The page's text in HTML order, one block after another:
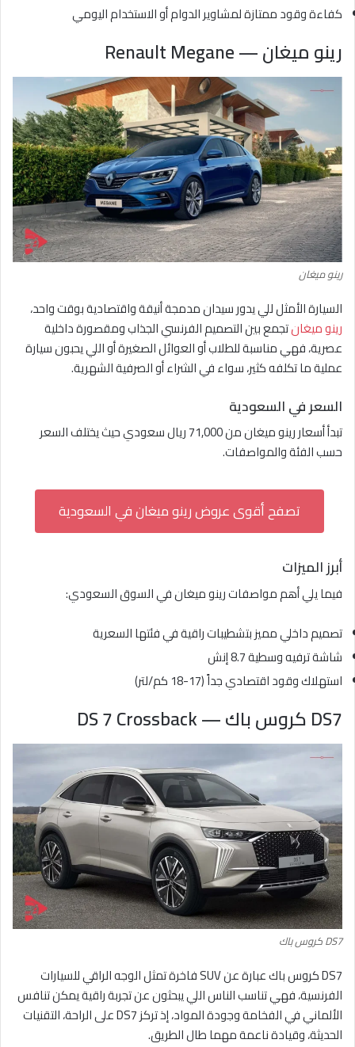
كفاءة وقود ممتازة لمشاوير الدوام أو الاستخدام اليومي
رينو ميغان — Renault Megane
رينو ميغان
السيارة الأمثل للي يدور سيدان مدمجة أنيقة واقتصادية بوقت واحد،
رينو ميغانتجمع بين التصميم الفرنسي الجذاب ومقصورة داخلية
عصرية، فهي مناسبة للطلاب أو العوائل الصغيرة أو اللي يحبون سيارة
عملية ما تكلفه كثير، سواء في الشراء أو الصرفية الشهرية.
السعر في السعودية
تبدأ أسعار رينو ميغان من 71,000 ريال سعودي حيث يختلف السعر
حسب الفئة والمواصفات.
تصفح أقوى عروض رينو ميغان في السعودية
أبرز الميزات
فيما يلي أهم مواصفات رينو ميغان في السوق السعودي:
تصميم داخلي مميز بتشطيبات راقية في فئتها السعرية
شاشة ترفيه وسطية 8.7 إنش
استهلاك وقود اقتصادي جداً (17-18 كم/لتر)
DS7 كروس باك — DS 7 Crossback
DS7 كروس باك
DS7 كروس باك عبارة عن SUV فاخرة تمثل الوجه الراقي للسيارات
الفرنسية، فهي تناسب الناس اللي يبحثون عن تجربة راقية يمكن تنافس
الألماني في الفخامة وجودة المواد، إذ تركز DS7 على الراحة، التقنيات
الحديثة، وقيادة ناعمة مهما طال الطريق.